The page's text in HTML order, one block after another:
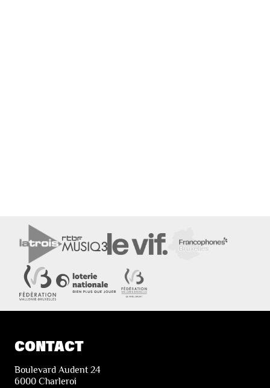
CONTACT
Boulevard Audent 24
6000 Charleroi